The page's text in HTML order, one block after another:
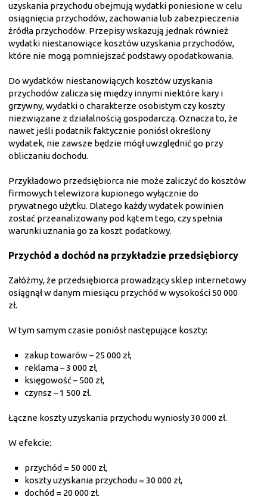
uzyskania przychodu obejmują wydatki poniesione w celu
osiągnięcia przychodów, zachowania lub zabezpieczenia
źródła przychodów. Przepisy wskazują jednak również
wydatki niestanowiące kosztów uzyskania przychodów,
które nie mogą pomniejszać podstawy opodatkowania.
Do wydatków niestanowiących kosztów uzyskania
przychodów zalicza się między innymi niektóre kary i
grzywny, wydatki o charakterze osobistym czy koszty
niezwiązane z działalnością gospodarczą. Oznacza to, że
nawet jeśli podatnik faktycznie poniósł określony
wydatek, nie zawsze będzie mógł uwzględnić go przy
obliczaniu dochodu.
Przykładowo przedsiębiorca nie może zaliczyć do kosztów
firmowych telewizora kupionego wyłącznie do
prywatnego użytku. Dlatego każdy wydatek powinien
zostać przeanalizowany pod kątem tego, czy spełnia
warunki uznania go za koszt podatkowy.
Przychód a dochód na przykładzie przedsiębiorcy
Załóżmy, że przedsiębiorca prowadzący sklep internetowy
osiągnął w danym miesiącu przychód w wysokości 50 000
zł.
W tym samym czasie poniósł następujące koszty:
zakup towarów – 25 000 zł,
reklama – 3 000 zł,
księgowość – 500 zł,
czynsz – 1 500 zł.
Łączne koszty uzyskania przychodu wyniosły 30 000 zł.
W efekcie:
przychód = 50 000 zł,
koszty uzyskania przychodu = 30 000 zł,
dochód = 20 000 zł.